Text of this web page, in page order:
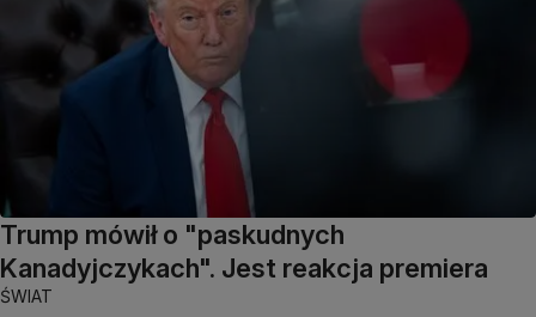
Trump mówił o "paskudnych
Kanadyjczykach". Jest reakcja premiera
ŚWIAT